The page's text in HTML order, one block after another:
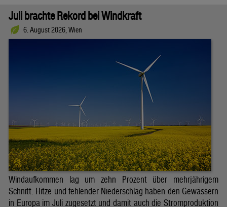
Juli brachte Rekord bei Windkraft
6. August 2026, Wien
Windaufkommen lag um zehn Prozent über mehrjährigem
Schnitt. Hitze und fehlender Niederschlag haben den Gewässern
in Europa im Juli zugesetzt und damit auch die Stromproduktion